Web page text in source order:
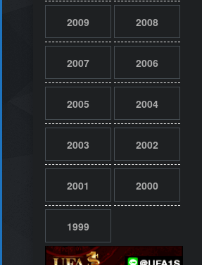
2009 2008
2007 2006
2005 2004
2003 2002
2001 2000
1999